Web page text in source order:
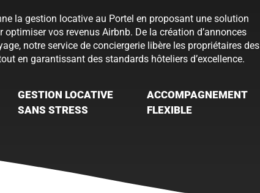
la gestion locative au Portel en proposant une solution
vos revenus Airbnb. De la création d’annonces
notre service de conciergerie libère les propriétaires des
en garantissant des standards hôteliers d’excellence.
GESTION LOCATIVE
SANS STRESS
ACCOMPAGNEMENT
FLEXIBLE